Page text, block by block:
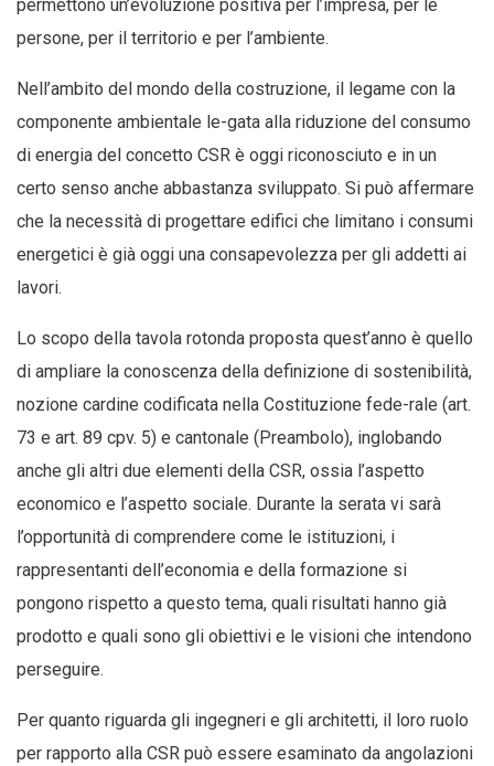
permettono un’evoluzione positiva per l’impresa, per le
persone, per il territorio e per l’ambiente.
Nell’ambito del mondo della costruzione, il legame con la
componente ambientale le-gata alla riduzione del consumo
di energia del concetto CSR è oggi riconosciuto e in un
certo senso anche abbastanza sviluppato. Si può affermare
che la necessità di progettare edifici che limitano i consumi
energetici è già oggi una consapevolezza per gli addetti ai
lavori.
Lo scopo della tavola rotonda proposta quest’anno è quello
di ampliare la conoscenza della definizione di sostenibilità,
nozione cardine codificata nella Costituzione fede-rale (art.
73 e art. 89 cpv. 5) e cantonale (Preambolo), inglobando
anche gli altri due elementi della CSR, ossia l’aspetto
economico e l’aspetto sociale. Durante la serata vi sarà
l’opportunità di comprendere come le istituzioni, i
rappresentanti dell’economia e della formazione si
pongono rispetto a questo tema, quali risultati hanno già
prodotto e quali sono gli obiettivi e le visioni che intendono
perseguire.
Per quanto riguarda gli ingegneri e gli architetti, il loro ruolo
per rapporto alla CSR può essere esaminato da angolazioni